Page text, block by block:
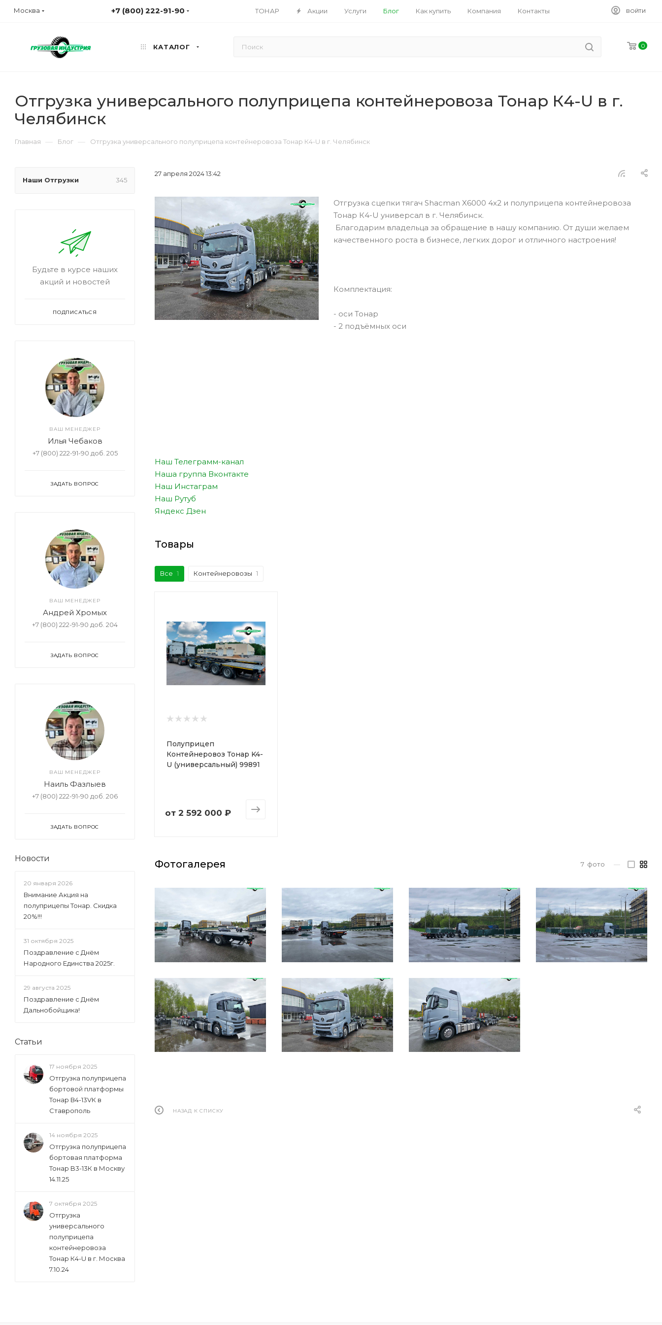
Москва +7 (800) 222-91-90 ТОНАР Акции Услуги Блог Как купить Компания Контакты ВОЙТИ
КАТАЛОГ 0
Отгрузка универсального полуприцепа контейнеровоза Тонар К4-U в г.
Челябинск
Главная — Блог — Отгрузка универсального полуприцепа контейнеровоза Тонар К4-U в г. Челябинск
27 апреля 2024 13:42
Отгрузка сцепки тягач Shacman X6000 4x2 и полуприцепа контейнеровоза
Тонар К4-U универсал в г. Челябинск.
Благодарим владельца за обращение в нашу компанию. От души желаем
качественного роста в бизнесе, легких дорог и отличного настроения!
Комплектация:
- оси Тонар
- 2 подъёмных оси
Наш Телеграмм-канал
Наша группа Вконтакте
Наш Инстаграм
Наш Рутуб
Яндекс Дзен
Товары
Все 1 Контейнеровозы 1
Полуприцеп
Контейнеровоз Тонар K4-
U (универсальный) 99891
от 2 592 000 ₽
Фотогалерея 7 фото —
НАЗАД К СПИСКУ
Наши Отгрузки 345
Будьте в курсе наших
акций и новостей
ПОДПИСАТЬСЯ
ВАШ МЕНЕДЖЕР
Илья Чебаков
+7 (800) 222-91-90 доб. 205
ЗАДАТЬ ВОПРОС
ВАШ МЕНЕДЖЕР
Андрей Хромых
+7 (800) 222-91-90 доб. 204
ЗАДАТЬ ВОПРОС
ВАШ МЕНЕДЖЕР
Наиль Фазлыев
+7 (800) 222-91-90 доб. 206
ЗАДАТЬ ВОПРОС
Новости
20 января 2026
Внимание Акция на
полуприцепы Тонар. Скидка
20%!!!
31 октября 2025
Поздравление с Днём
Народного Единства 2025г.
29 августа 2025
Поздравление с Днём
Дальнобойщика!
Статьи
17 ноября 2025
Отгрузка полуприцепа
бортовой платформы
Тонар В4-13VК в
Ставрополь
14 ноября 2025
Отгрузка полуприцепа
бортовая платформа
Тонар B3-13К в Москву
14.11.25
7 октября 2025
Отгрузка
универсального
полуприцепа
контейнеровоза
Тонар К4-U в г. Москва
7.10.24